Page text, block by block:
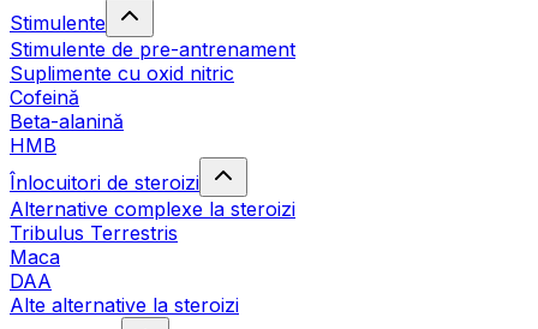
Stimulente
Stimulente de pre-antrenament
Suplimente cu oxid nitric
Cofeină
Beta-alanină
HMB
Înlocuitori de steroizi
Alternative complexe la steroizi
Tribulus Terrestris
Maca
DAA
Alte alternative la steroizi